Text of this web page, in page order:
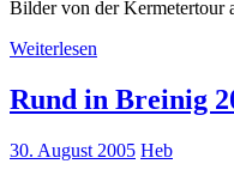
Bilder von der Kermetertour
Weiterlesen
Rund in Breinig
30. August 2005 Heb